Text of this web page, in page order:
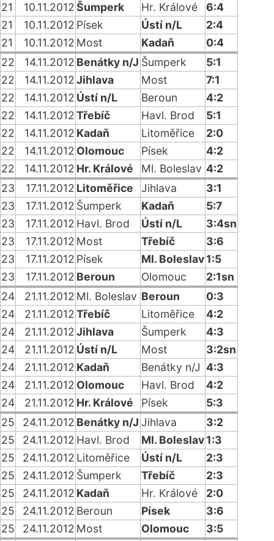
21
10.11.2012Šumperk Hr. Králové
6:4
21
10.11.2012 Písek Ústí n/L
2:4
21
10.11.2012 Most Kadaň
0:4
22
14.11.2012 Benátky n/J Šumperk
5:1
22
14.11.2012Jihlava Most
7:1
22
14.11.2012 Ústí n/L Beroun
4:2
22
14.11.2012Třebíč Havl. Brod
5:1
22
14.11.2012 Kadaň Litoměřice
2:0
22
14.11.2012 Olomouc Písek
4:2
22
14.11.2012 Hr. Králové Ml. Boleslav 4:2
23
17.11.2012 Litoměřice Jihlava
3:1
23
17.11.2012 Šumperk Kadaň
5:7
23
17.11.2012 Havl. Brod Ústí n/L
3:4sn
23
17.11.2012 Most Třebíč
3:6
23
17.11.2012 Písek Ml. Boleslav1:5
23
17.11.2012 Beroun Olomouc
2:1sn
24
21.11.2012 Ml. Boleslav Beroun
0:3
24
21.11.2012Třebíč Litoměřice
4:2
24
21.11.2012Jihlava Šumperk
4:3
24
21.11.2012 Ústí n/L Most
3:2sn
24
21.11.2012 Kadaň Benátky n/J 4:3
24
21.11.2012 Olomouc Havl. Brod
4:2
24
21.11.2012 Hr. Králové Písek
5:3
25
24.11.2012 Benátky n/J Jihlava
3:2
25
24.11.2012 Havl. Brod Ml. Boleslav1:3
25
24.11.2012 Litoměřice Ústí n/L
2:3
25
24.11.2012 Šumperk Třebíč
2:3
25
24.11.2012 Kadaň Hr. Králové
2:0
25
24.11.2012 Beroun Písek
3:6
25
24.11.2012 Most Olomouc
3:5